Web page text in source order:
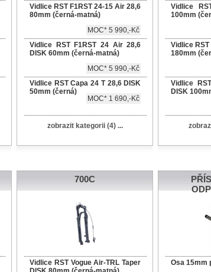
Vidlice RST F1RST 24-15 Air 28,6
80mm (černá-matná)
MOC* 5 990,-Kč
Vidlice RST F1RST 24 Air 28,6
DISK 60mm (černá-matná)
MOC* 5 990,-Kč
Vidlice RST Capa 24 T 28,6 DISK
50mm (černá)
MOC* 1 690,-Kč
zobrazit kategorii (4) ...
Vidlice
100mm
Vidlice
180mm
Vidlice
DISK
700C
Vidlice RST Vogue Air-TRL Taper
Osa 15mm